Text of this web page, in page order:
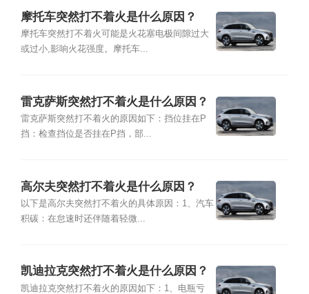
摩托车突然打不着火是什么原因？
摩托车突然打不着火可能是火花塞电极间隙过大
或过小,影响火花强度。摩托车...
雷克萨斯突然打不着火是什么原因？
雷克萨斯突然打不着火的原因如下：挡位挂在P
挡：检查挡位是否挂在P挡，部...
高尔夫突然打不着火是什么原因？
以下是高尔夫突然打不着火的具体原因：1、汽车
积碳：在怠速时还伴随着轻微...
凯迪拉克突然打不着火是什么原因？
凯迪拉克突然打不着火的原因如下：1、电瓶亏